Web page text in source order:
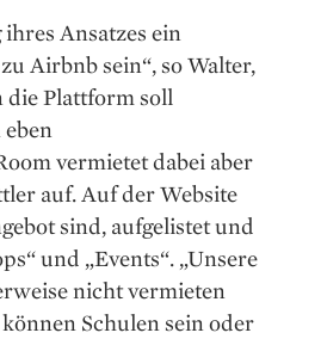
Ansatzes ein
Airbnb sein“, so Walter,
die Plattform soll
vermietet dabei aber
auf. Auf der Website
sind, aufgelistet und
und „Events“. „Unsere
nicht vermieten
Schulen sein oder